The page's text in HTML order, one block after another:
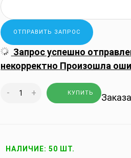
Запрос успешно
некорректно Произошла
- + КУПИТЬ
НАЛИЧИЕ: 50 ШТ.